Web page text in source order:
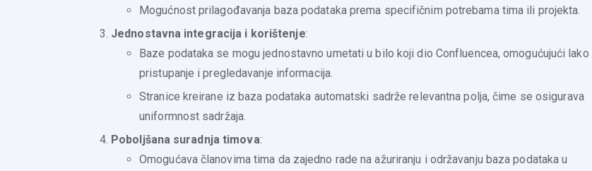
Mogućnost prilagođavanja baza podataka prema specifičnim potrebama tima ili projekta.
Jednostavna integracija i korištenje:
Baze podataka se mogu jednostavno umetati u bilo koji dio Confluencea, omogućujući lako
pristupanje i pregledavanje informacija.
Stranice kreirane iz baza podataka automatski sadrže relevantna polja, čime se osigurava
uniformnost sadržaja.
Poboljšana suradnja timova:
Omogućava članovima tima da zajedno rade na ažuriranju i održavanju baza podataka u